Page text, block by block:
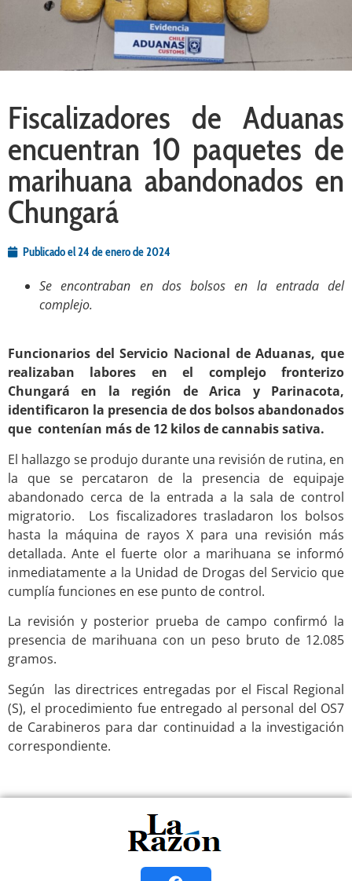
Fiscalizadores de Aduanas
encuentran 10 paquetes de
marihuana abandonados en
Chungará
Publicado el24 de enero de 2024
Se encontraban en dos bolsos en la entrada del
complejo.
Funcionarios del Servicio Nacional de Aduanas, que
realizaban labores en el complejo fronterizo
Chungará en la región de Arica y Parinacota,
identificaron la presencia de dos bolsos abandonados
que contenían más de 12 kilos de cannabis sativa.
El hallazgo se produjo durante una revisión de rutina, en
la que se percataron de la presencia de equipaje
abandonado cerca de la entrada a la sala de control
migratorio. Los fiscalizadores trasladaron los bolsos
hasta la máquina de rayos X para una revisión más
detallada. Ante el fuerte olor a marihuana se informó
inmediatamente a la Unidad de Drogas del Servicio que
cumplía funciones en ese punto de control.
La revisión y posterior prueba de campo confirmó la
presencia de marihuana con un peso bruto de 12.085
gramos.
Según las directrices entregadas por el Fiscal Regional
(S), el procedimiento fue entregado al personal del OS7
de Carabineros para dar continuidad a la investigación
correspondiente.